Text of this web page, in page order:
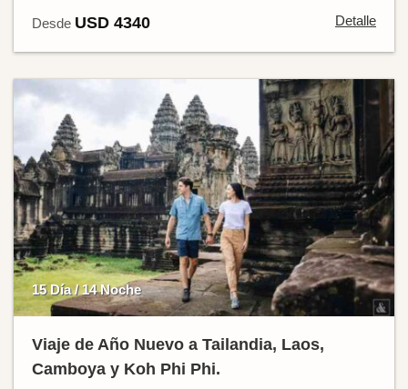
Desde USD 4340 Detalle
15 Día / 14 Noche
Viaje de Año Nuevo a Tailandia, Laos,
Camboya y Koh Phi Phi.